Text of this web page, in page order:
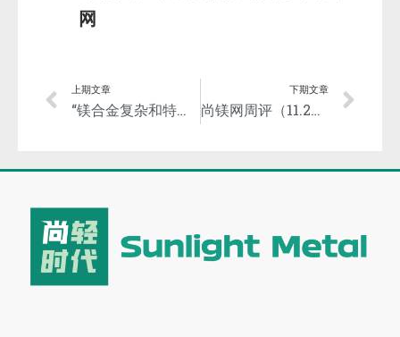
网
上期文章
“镁合金复杂和特种铸件制备加工关键技术及应用”项目荣获重庆市科技进步一等奖
下期文章
尚镁网周评（11.29-12.3）：镁市先抑后扬